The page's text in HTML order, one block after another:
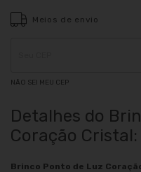
Meios de envio
NÃO SEI MEU CEP
Detalhes do
Coração Cristal:
Brinco Ponto de Luz